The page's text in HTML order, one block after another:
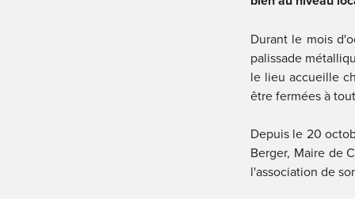
Durant le mois
palissade
le lieu accueille
être fermées à
Depuis le 20
Berger, Maire de
l'association de